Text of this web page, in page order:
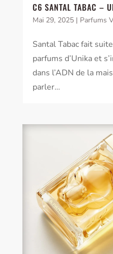
C6 SANTAL TABAC –
Mai 29, 2025| Parfums
Santal Tabac fait
parfums d’Unika et
dans l’ADN de la
parler…